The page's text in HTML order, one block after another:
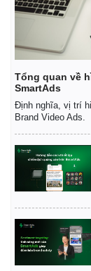
Vụ án
Tin nóng
Tư vấn luật
Tổng quan về
SmartAds
Định nghĩa, vị trí
Brand Video Ads.